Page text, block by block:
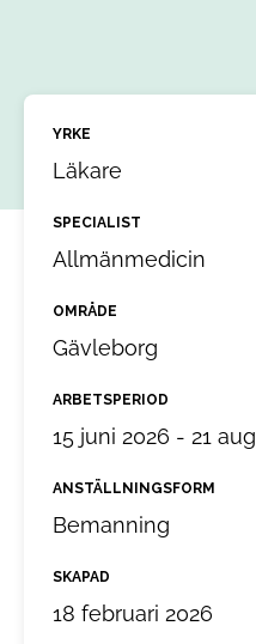
YRKE
Läkare
SPECIALIST
Allmänmedicin
OMRÅDE
Gävleborg
ARBETSPERIOD
15 juni 2026 - 21
ANSTÄLLNINGSFORM
Bemanning
SKAPAD
18 februari 2026